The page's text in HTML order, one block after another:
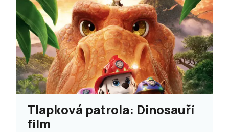
Tlapková patrola: Dinosauří
film